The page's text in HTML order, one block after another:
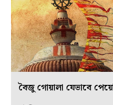
বৈজু গোয়ালা যেভাবে